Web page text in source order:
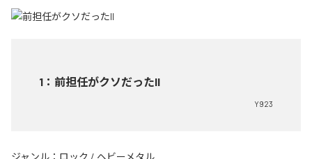
1 ： 前担任がクソだったII
Y923
ジャンル： ロック / ヘビーメタル